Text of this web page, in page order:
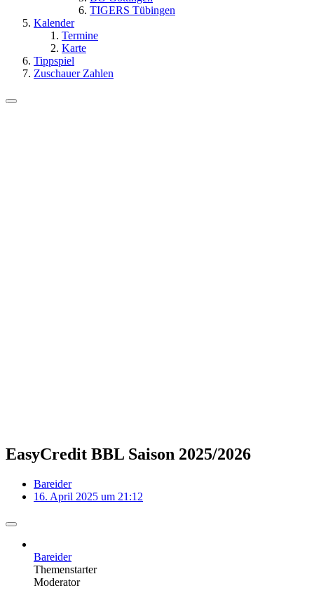
TIGERS Tübingen
Kalender
Termine
Karte
Tippspiel
Zuschauer Zahlen
EasyCredit BBL Saison 2025/2026
Bareider
16. April 2025 um 21:12
Bareider
Themenstarter
Moderator